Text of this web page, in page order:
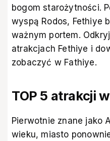
bogom starożytności.
wyspą Rodos, Fethiye
ważnym portem.
atrakcjach Fethiye i
zobaczyć w Fathiye.
TOP 5 atrakcji
Pierwotnie znane jako
wieku, miasto